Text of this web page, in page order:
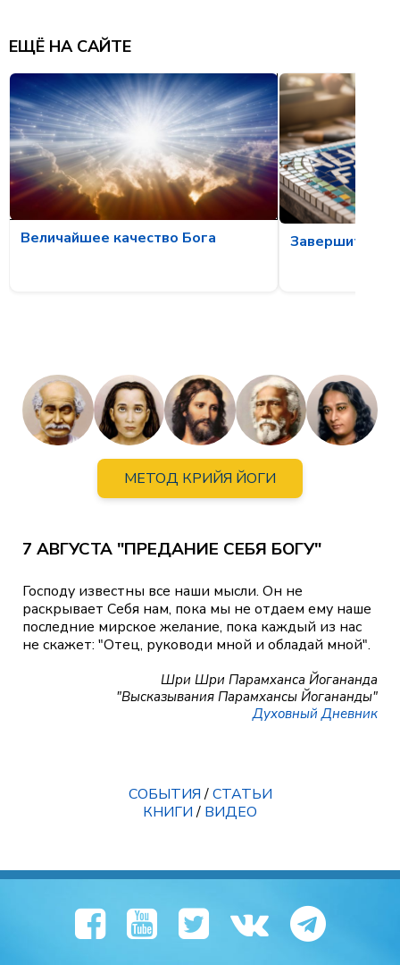
ЕЩЁ НА САЙТЕ
Величайшее качество Бога Завершите то,
МЕТОД КРИЙЯ ЙОГИ
7 АВГУСТА "ПРЕДАНИЕ СЕБЯ БОГУ"
Господу известны все наши мысли. Он не
раскрывает Себя нам, пока мы не отдаем ему наше
последние мирское желание, пока каждый из нас
не скажет: "Отец, руководи мной и обладай мной".
Шри Шри Парамханса Йогананда
"Высказывания Парамхансы Йогананды"
Духовный Дневник
СОБЫТИЯ/СТАТЬИ
КНИГИ/ ВИДЕО